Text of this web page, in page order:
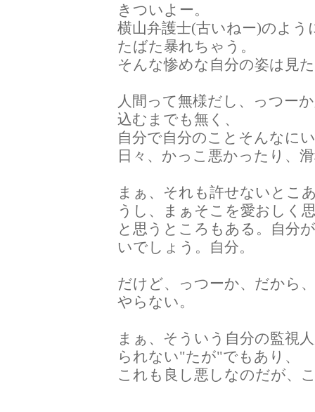
きついよー。
横山弁護士(古いねー)のよ
たばた暴れちゃう。
そんな惨めな自分の姿は見
人間って無様だし、っつー
込むまでも無く、
自分で自分のことそんなに
日々、かっこ悪かったり、
まぁ、それも許せないとこ
うし、まぁそこを愛おしく
と思うところもある。自分
いでしょう。自分。
だけど、っつーか、だから
やらない。
まぁ、そういう自分の監視
られない"たが"でもあり、
これも良し悪しなのだが、